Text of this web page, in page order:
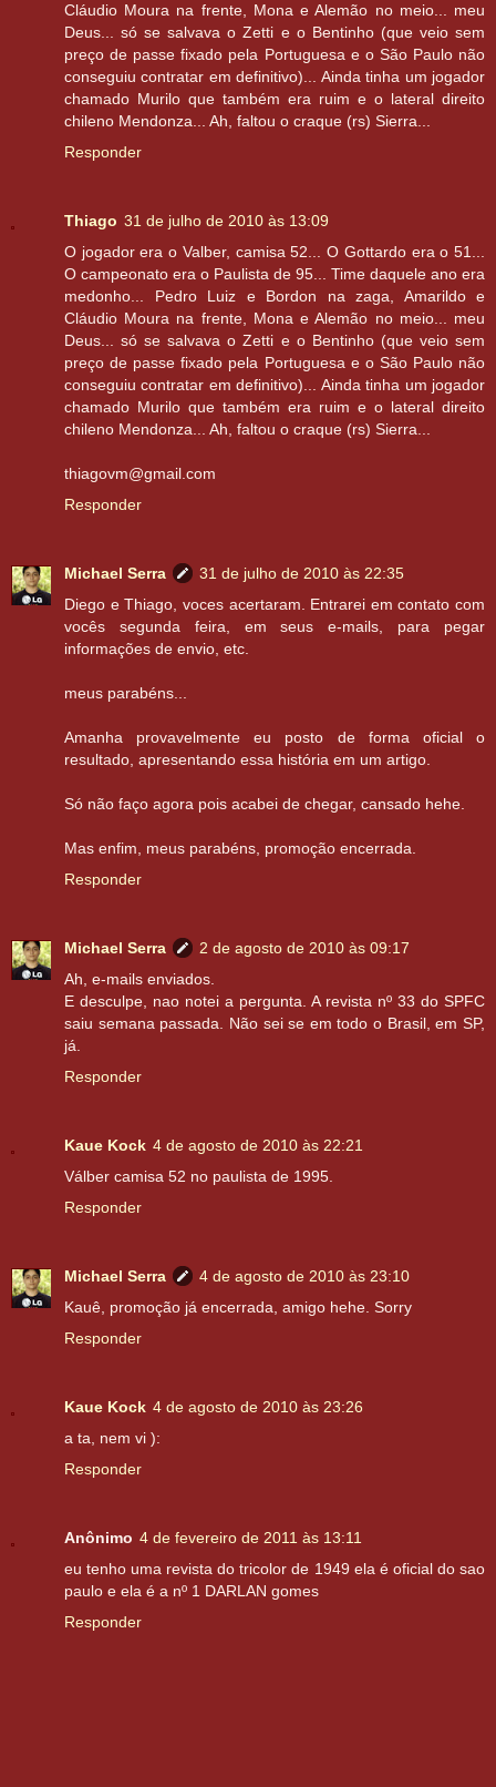
Cláudio Moura na frente, Mona e Alemão no meio... meu
Deus... só se salvava o Zetti e o Bentinho (que veio sem
preço de passe fixado pela Portuguesa e o São Paulo não
conseguiu contratar em definitivo)... Ainda tinha um jogador
chamado Murilo que também era ruim e o lateral direito
chileno Mendonza... Ah, faltou o craque (rs) Sierra...
Responder
Thiago 31 de julho de 2010 às 13:09
O jogador era o Valber, camisa 52... O Gottardo era o 51...
O campeonato era o Paulista de 95... Time daquele ano era
medonho... Pedro Luiz e Bordon na zaga, Amarildo e
Cláudio Moura na frente, Mona e Alemão no meio... meu
Deus... só se salvava o Zetti e o Bentinho (que veio sem
preço de passe fixado pela Portuguesa e o São Paulo não
conseguiu contratar em definitivo)... Ainda tinha um jogador
chamado Murilo que também era ruim e o lateral direito
chileno Mendonza... Ah, faltou o craque (rs) Sierra...
thiagovm@gmail.com
Responder
Michael Serra
31 de julho de 2010 às 22:35
Diego e Thiago, voces acertaram. Entrarei em contato com
vocês segunda feira, em seus e-mails, para pegar
informações de envio, etc.
meus parabéns...
Amanha provavelmente eu posto de forma oficial o
resultado, apresentando essa história em um artigo.
Só não faço agora pois acabei de chegar, cansado hehe.
Mas enfim, meus parabéns, promoção encerrada.
Responder
Michael Serra
2 de agosto de 2010 às 09:17
Ah, e-mails enviados.
E desculpe, nao notei a pergunta. A revista nº 33 do SPFC
saiu semana passada. Não sei se em todo o Brasil, em SP,
já.
Responder
Kaue Kock 4 de agosto de 2010 às 22:21
Válber camisa 52 no paulista de 1995.
Responder
Michael Serra
4 de agosto de 2010 às 23:10
Kauê, promoção já encerrada, amigo hehe. Sorry
Responder
Kaue Kock 4 de agosto de 2010 às 23:26
a ta, nem vi ):
Responder
Anônimo 4 de fevereiro de 2011 às 13:11
eu tenho uma revista do tricolor de 1949 ela é oficial do sao
paulo e ela é a nº 1 DARLAN gomes
Responder